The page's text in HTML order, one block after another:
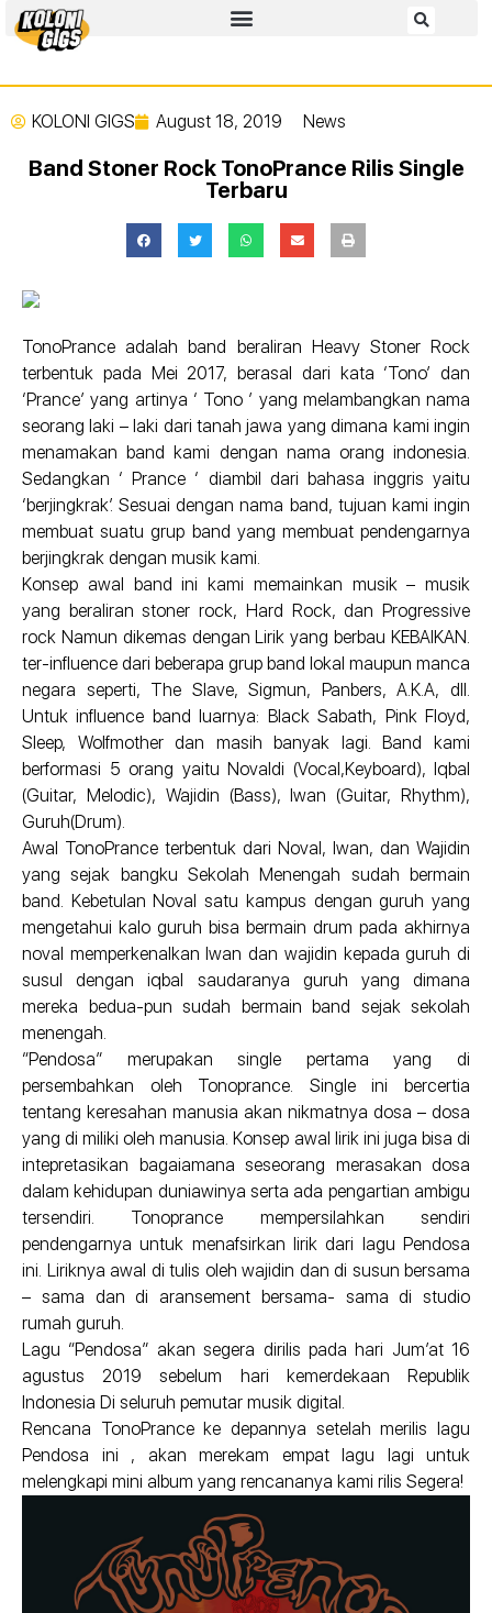
KOLONI GIGS August 18, 2019 News
Band Stoner Rock TonoPrance Rilis Single
Terbaru
TonoPrance adalah band beraliran Heavy Stoner Rock
terbentuk pada Mei 2017, berasal dari kata ‘Tono’ dan
‘Prance’ yang artinya ‘ Tono ’ yang melambangkan nama
seorang laki – laki dari tanah jawa yang dimana kami ingin
menamakan band kami dengan nama orang indonesia.
Sedangkan ‘ Prance ‘ diambil dari bahasa inggris yaitu
‘berjingkrak’. Sesuai dengan nama band, tujuan kami ingin
membuat suatu grup band yang membuat pendengarnya
berjingkrak dengan musik kami.
Konsep awal band ini kami memainkan musik – musik
yang beraliran stoner rock, Hard Rock, dan Progressive
rock Namun dikemas dengan Lirik yang berbau KEBAIKAN.
ter-influence dari beberapa grup band lokal maupun manca
negara seperti, The Slave, Sigmun, Panbers, A.K.A, dll.
Untuk influence band luarnya: Black Sabath, Pink Floyd,
Sleep, Wolfmother dan masih banyak lagi. Band kami
berformasi 5 orang yaitu Novaldi (Vocal,Keyboard), Iqbal
(Guitar, Melodic), Wajidin (Bass), Iwan (Guitar, Rhythm),
Guruh(Drum).
Awal TonoPrance terbentuk dari Noval, Iwan, dan Wajidin
yang sejak bangku Sekolah Menengah sudah bermain
band. Kebetulan Noval satu kampus dengan guruh yang
mengetahui kalo guruh bisa bermain drum pada akhirnya
noval memperkenalkan Iwan dan wajidin kepada guruh di
susul dengan iqbal saudaranya guruh yang dimana
mereka bedua-pun sudah bermain band sejak sekolah
menengah.
“Pendosa” merupakan single pertama yang di
persembahkan oleh Tonoprance. Single ini bercertia
tentang keresahan manusia akan nikmatnya dosa – dosa
yang di miliki oleh manusia. Konsep awal lirik ini juga bisa di
intepretasikan bagaiamana seseorang merasakan dosa
dalam kehidupan duniawinya serta ada pengartian ambigu
tersendiri. Tonoprance mempersilahkan sendiri
pendengarnya untuk menafsirkan lirik dari lagu Pendosa
ini. Liriknya awal di tulis oleh wajidin dan di susun bersama
– sama dan di aransement bersama- sama di studio
rumah guruh.
Lagu “Pendosa” akan segera dirilis pada hari Jum’at 16
agustus 2019 sebelum hari kemerdekaan Republik
Indonesia Di seluruh pemutar musik digital.
Rencana TonoPrance ke depannya setelah merilis lagu
Pendosa ini , akan merekam empat lagu lagi untuk
melengkapi mini album yang rencananya kami rilis Segera!